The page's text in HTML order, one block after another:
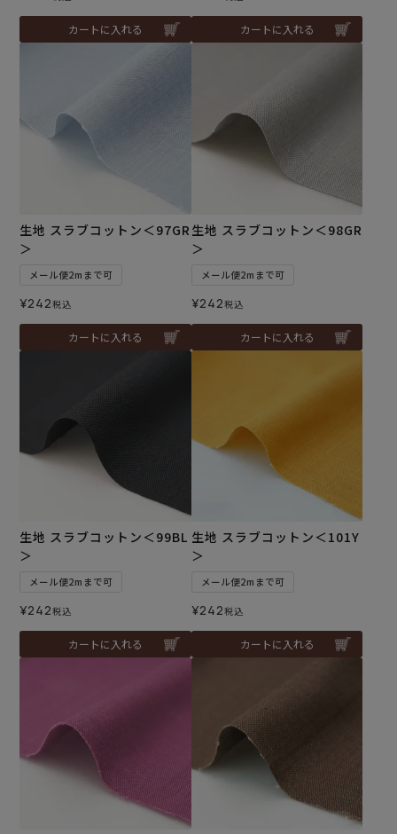
カートに入れる カートに入れる
生地 スラブコットン＜97GR
＞
メール便2mまで可
¥242税込
カートに入れる
生地 スラブコットン＜98GR
＞
メール便2mまで可
¥242税込
カートに入れる
生地 スラブコットン＜99BL
＞
メール便2mまで可
¥242税込
カートに入れる
生地 スラブコットン＜101Y
＞
メール便2mまで可
¥242税込
カートに入れる